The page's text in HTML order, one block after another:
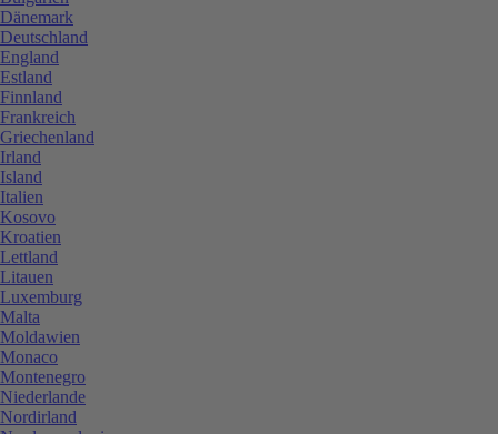
Dänemark
Deutschland
England
Estland
Finnland
Frankreich
Griechenland
Irland
Island
Italien
Kosovo
Kroatien
Lettland
Litauen
Luxemburg
Malta
Moldawien
Monaco
Montenegro
Niederlande
Nordirland